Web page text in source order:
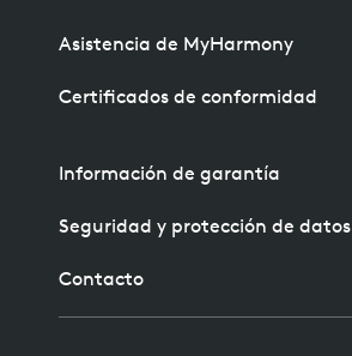
Asistencia de MyHarmony
Certificados de conformidad
Información de garantía
Seguridad y protección de datos
Contacto